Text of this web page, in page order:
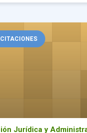
Trámites
Jurídica y Administrativa
Jurídica y